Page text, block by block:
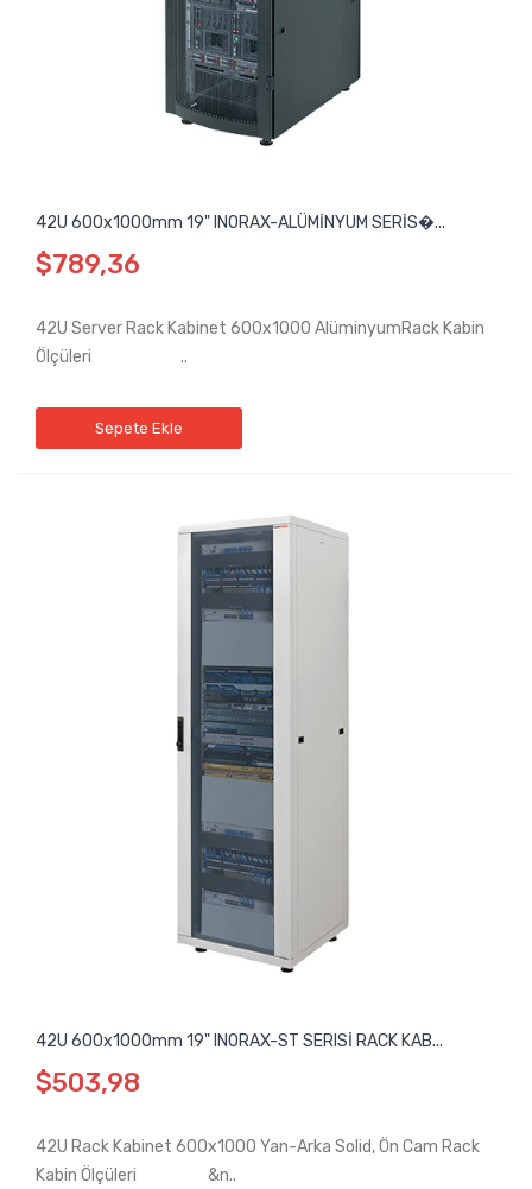
42U 600x1000mm 19" INORAX-ALÜMİNYUM SERİS�...
$789,36
42U Server Rack Kabinet 600x1000 AlüminyumRack Kabin
Ölçüleri ..
Sepete Ekle
42U 600x1000mm 19" INORAX-ST SERISİ RACK KAB...
$503,98
42U Rack Kabinet 600x1000 Yan-Arka Solid, Ön Cam Rack
Kabin Ölçüleri &n..